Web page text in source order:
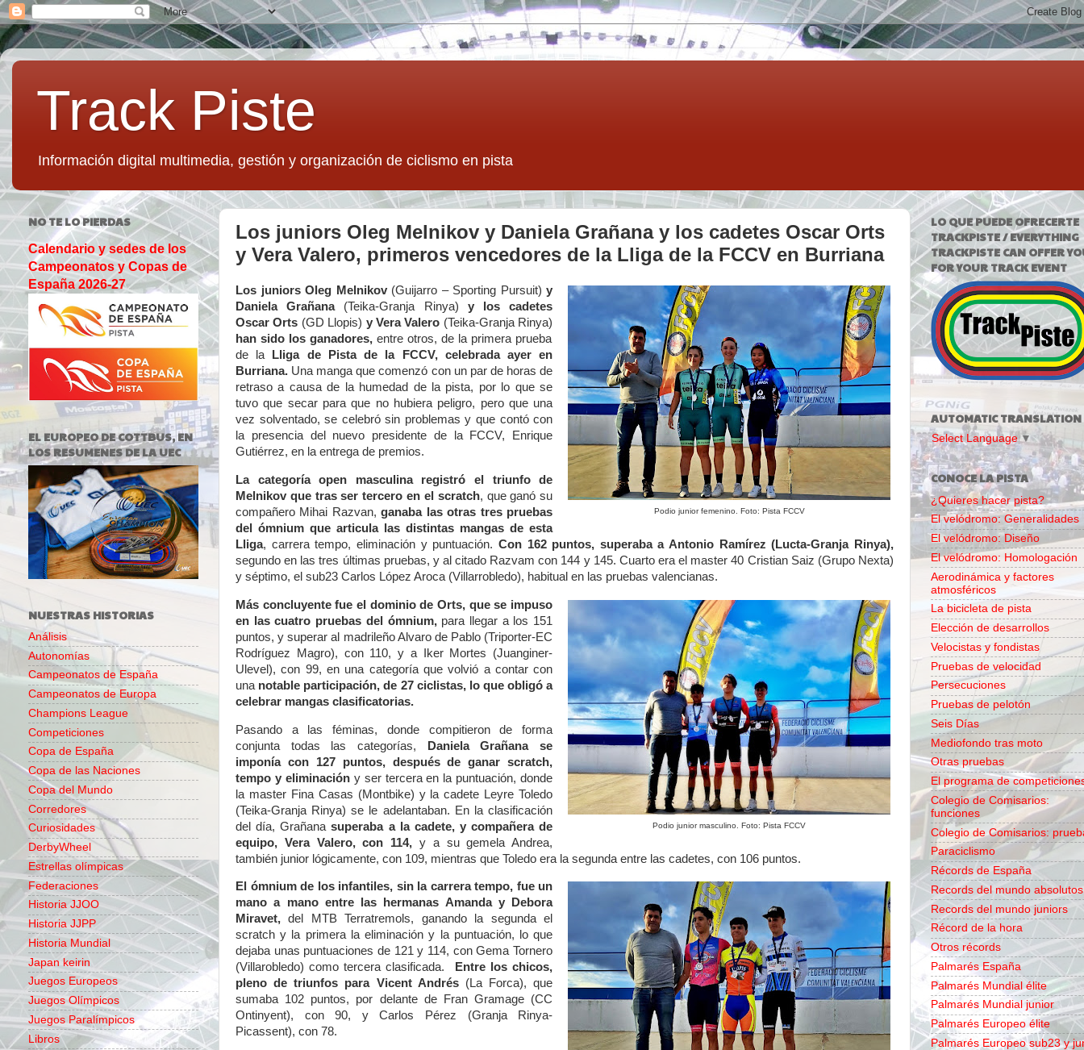
Track Piste
Información digital multimedia, gestión y organización de ciclismo en pista
Los juniors Oleg Melnikov y Daniela Grañana y los cadetes Oscar Orts
y Vera Valero, primeros vencedores de la Lliga de la FCCV en Burriana
Podio junior femenino. Foto: Pista FCCV
Los juniors Oleg Melnikov(Guijarro – Sporting Pursuit)y
Daniela Grañana
(Teika-Granja Rinya) y los cadetes
Oscar Orts (GD Llopis) y Vera Valero (Teika-Granja Rinya)
han sido los ganadores,entre otros, de la primera prueba
de la
Lliga de Pista de la FCCV, celebrada ayer en
Burriana. Una manga que comenzó con un par de horas de
retraso a causa de la humedad de la pista, por lo que se
tuvo que secar para que no hubiera peligro, pero que una
vez solventado, se celebró sin problemas y que contó con
la presencia del nuevo presidente de la FCCV, Enrique
Gutiérrez, en la entrega de premios.
La categoría open masculina registró el triunfo de
Melnikov que tras ser tercero en el scratch, que ganó su
compañero Mihai Razvan,ganaba las otras tres pruebas
del ómnium que articula las distintas mangas de esta
Lliga, carrera tempo, eliminación y puntuación. Con 162 puntos, superaba a Antonio Ramírez (Lucta-Granja Rinya),
segundo en las tres últimas pruebas, y al citado Razvam con 144 y 145. Cuarto era el master 40 Cristian Saiz (Grupo Nexta)
y séptimo, el sub23 Carlos López Aroca (Villarrobledo), habitual en las pruebas valencianas.
Podio junior masculino. Foto: Pista FCCV
Más concluyente fue el dominio de Orts, que se impuso
en las cuatro pruebas del ómnium,para llegar a los 151
puntos, y superar al madrileño Alvaro de Pablo (Triporter-EC
Rodríguez Magro), con 110, y a Iker Mortes (Juanginer-
Ulevel), con 99, en una categoría que volvió a contar con
una notable participación, de 27 ciclistas, lo que obligó a
celebrar mangas clasificatorias.
Pasando a las féminas, donde compitieron de forma
conjunta todas las categorías, Daniela Grañana se
imponía con 127 puntos, después de ganar scratch,
tempo y eliminacióny ser tercera en la puntuación, donde
la master Fina Casas (Montbike) y la cadete Leyre Toledo
(Teika-Granja Rinya) se le adelantaban. En la clasificación
del día, Grañanasuperaba a la cadete, y compañera de
equipo, Vera Valero, con 114, y a su gemela Andrea,
también junior lógicamente, con 109, mientras que Toledo era la segunda entre las cadetes, con 106 puntos.
El ómnium de los infantiles, sin la carrera tempo, fue un
mano a mano entre las hermanas Amanda y Debora
Miravet,del MTB Terratremols,
ganando la segunda el
scratch y la primera la eliminación y la puntuación, lo que
dejaba unas puntuaciones de 121 y 114, con Gema Tornero
(Villarobledo) como tercera clasificada. Entre los chicos,
pleno de triunfos para Vicent Andrés (La Forca), que
sumaba 102 puntos, por delante de Fran Gramage (CC
Ontinyent), con 90, y Carlos Pérez (Granja Rinya-
Picassent), con 78.
NO TE LO PIERDAS
Calendario y sedes de los
Campeonatos y Copas de
España 2026-27
EL EUROPEO DE COTTBUS, EN
LOS RESUMENES DE LA UEC
NUESTRAS HISTORIAS
Análisis
Autonomías
Campeonatos de España
Campeonatos de Europa
Champions League
Competiciones
Copa de España
Copa de las Naciones
Copa del Mundo
Corredores
Curiosidades
DerbyWheel
Estrellas olímpicas
Federaciones
Historia JJOO
Historia JJPP
Historia Mundial
Japan keirin
Juegos Europeos
Juegos Olímpicos
Juegos Paralímpicos
Libros
LO QUE PUEDE OFRECERTE
TRACKPISTE / EVERYTHING
TRACKPISTE CAN OFFER
FOR YOUR TRACK EVENT
AUTOMATIC TRANSLATION
Select Language ▼
CONOCE LA PISTA
¿Quieres hacer pista?
El velódromo: Generalidades
El velódromo: Diseño
El velódromo: Homologación
Aerodinámica y factores
atmosféricos
La bicicleta de pista
Elección de desarrollos
Velocistas y fondistas
Pruebas de velocidad
Persecuciones
Pruebas de pelotón
Seis Días
Mediofondo tras moto
Otras pruebas
El programa de
Colegio de Comisarios:
funciones
Colegio de Comisarios:
Paraciclismo
Récords de España
Records del mundo absolutos
Records del mundo juniors
Récord de la hora
Otros récords
Palmarés España
Palmarés Mundial élite
Palmarés Mundial junior
Palmarés Europeo élite
Palmarés Europeo sub23 y